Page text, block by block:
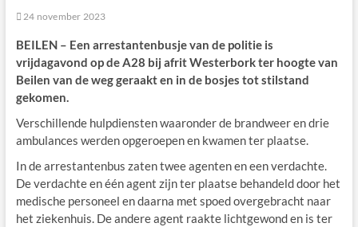
24 november 2023
BEILEN – Een arrestantenbusje van de politie is
vrijdagavond op de A28 bij afrit Westerbork ter hoogte van
Beilen van de weg geraakt en in de bosjes tot stilstand
gekomen.
Verschillende hulpdiensten waaronder de brandweer en drie
ambulances werden opgeroepen en kwamen ter plaatse.
In de arrestantenbus zaten twee agenten en een verdachte.
De verdachte en één agent zijn ter plaatse behandeld door het
medische personeel en daarna met spoed overgebracht naar
het ziekenhuis. De andere agent raakte lichtgewond en is ter